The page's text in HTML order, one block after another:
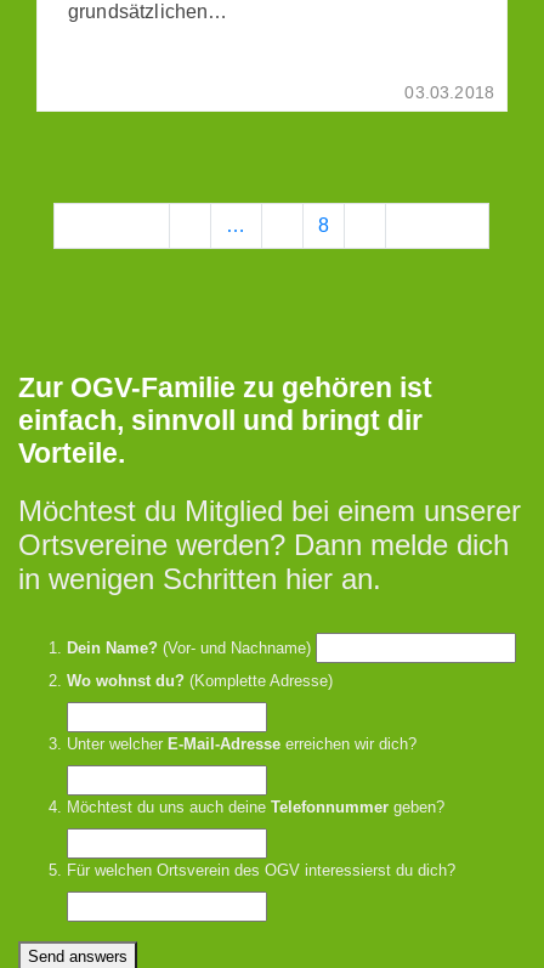
grundsätzlichen…
03.03.2018
… 8
Zur OGV-Familie zu gehören ist
einfach, sinnvoll und bringt dir
Vorteile.
Möchtest du Mitglied bei einem unserer
Ortsvereine werden? Dann melde dich
in wenigen Schritten hier an.
Dein Name? (Vor- und Nachname)
Wo wohnst du? (Komplette Adresse)
Unter welcher E-Mail-Adresse erreichen wir dich?
Möchtest du uns auch deine Telefonnummer geben?
Für welchen Ortsverein des OGV interessierst du dich?
Send answers